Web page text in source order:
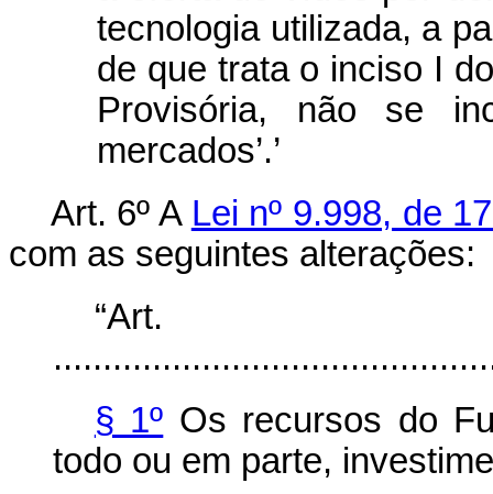
tecnologia utilizada, a
de que trata o inciso I
Provisória, não se
mercados’.’
Art. 6º A Lei nº 9.998, de
com as seguintes alterações:
§ 1º Os recursos do
todo ou em parte,